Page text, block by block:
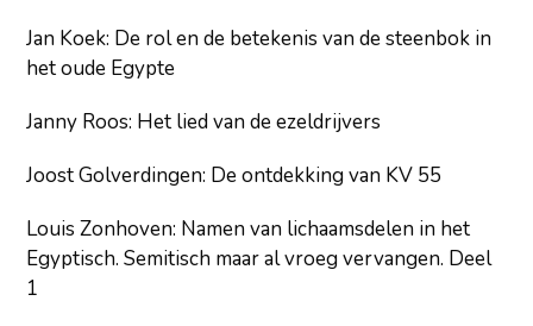
Jan Koek: De rol en de betekenis van de steenbok in
het oude Egypte
Janny Roos: Het lied van de ezeldrijvers
Joost Golverdingen: De ontdekking van KV 55
Louis Zonhoven: Namen van lichaamsdelen in het
Egyptisch. Semitisch maar al vroeg vervangen. Deel
1